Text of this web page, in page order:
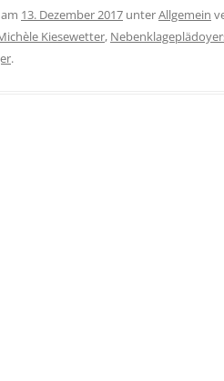
13. Dezember 2017 unterAllgemein
Kiesewetter,
.